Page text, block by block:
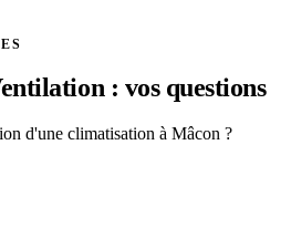
: vos questions
d'une climatisation à Mâcon ?